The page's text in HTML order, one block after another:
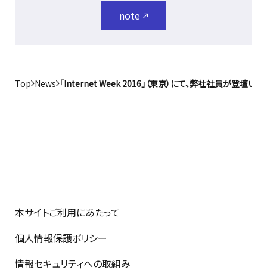
note
Top News 「Internet Week 2016」（東京）にて、弊社社員が登壇いた
本サイトご利用にあたって
個人情報保護ポリシー
情報セキュリティへの取組み